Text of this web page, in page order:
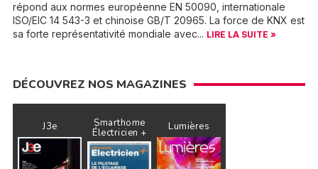
répond aux normes européenne EN 50090, internationale
ISO/EIC 14 543-3 et chinoise GB/T 20965. La force de KNX est
sa forte représentativité mondiale avec... LIRE LA SUITE »
DÉCOUVREZ NOS MAGAZINES
J3e Smarthome
Électricien + Lumières